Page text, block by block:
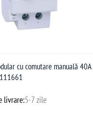
cu comutare manuală 40A
livrare:5-7 zile